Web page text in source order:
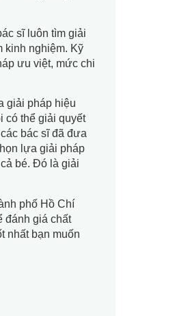
sĩ luôn tìm giải
kinh nghiệm. Kỹ
ưu việt, mức chi
giải pháp hiệu
có thể giải quyết
bác sĩ đã đưa
lựa giải pháp
bé. Đó là giải
phố Hồ Chí
đánh giá chất
nhất bạn muốn